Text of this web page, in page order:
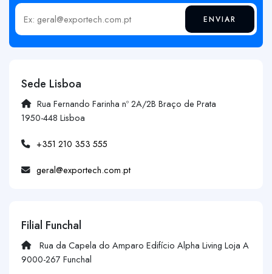
Insira o seu email ENVIAR
Sede Lisboa
Rua Fernando Farinha nº 2A/2B Braço de Prata
1950-448 Lisboa
+351 210 353 555
geral@exportech.com.pt
Filial Funchal
Rua da Capela do Amparo Edifício Alpha Living Loja A
9000-267 Funchal